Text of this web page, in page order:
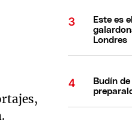
Este es
Londres
Budín